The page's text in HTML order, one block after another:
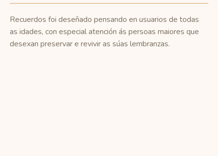
Recuerdos foi deseñado pensando en usuarios de todas
as idades, con especial atención ás persoas maiores que
desexan preservar e revivir as súas lembranzas.